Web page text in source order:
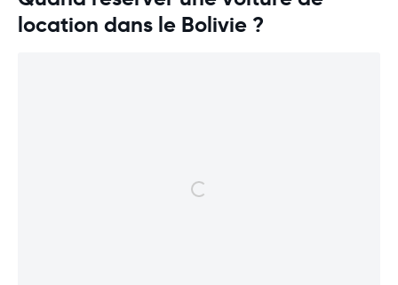
location dans le Bolivie ?